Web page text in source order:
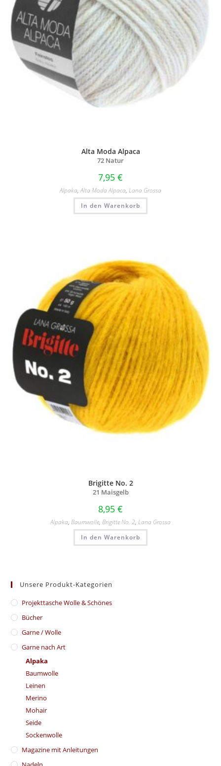
Alta Moda Alpaca
72 Natur
7,95 €
Alpaka,Alta Moda Alpaca, Lana Grossa
In den Warenkorb
Brigitte No. 2
21 Maisgelb
8,95 €
Alpaka, Baumwolle, Brigitte No. 2, Lana Grossa
In den Warenkorb
Unsere Produkt-Kategorien
​Projekttasche Wolle & Schönes
Bücher
Garne / Wolle
Garne nach Art
Alpaka
Baumwolle
Leinen
Merino
Mohair
Seide
Sockenwolle
Magazine mit Anleitungen